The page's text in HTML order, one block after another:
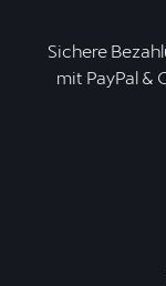
Sichere
mit PayPal &